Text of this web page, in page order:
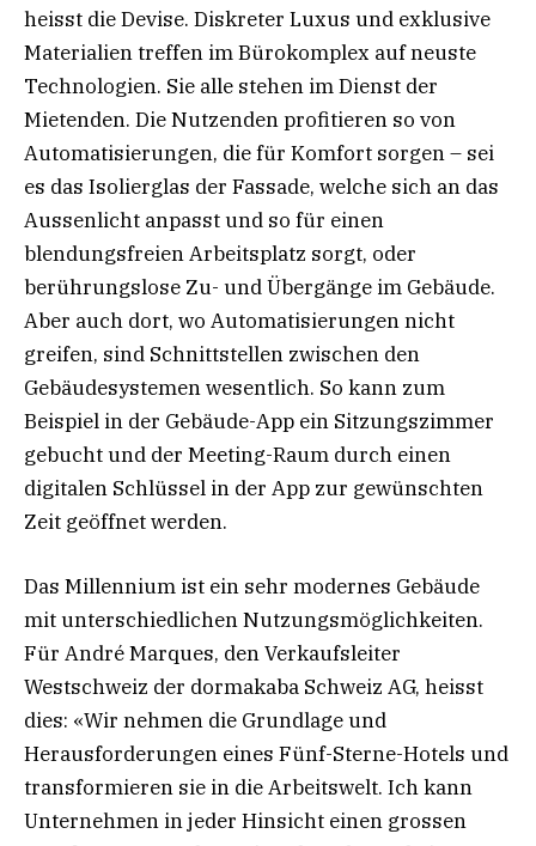
heisst die Devise. Diskreter Luxus und exklusive
Materialien treffen im Bürokomplex auf neuste
Technologien. Sie alle stehen im Dienst der
Mietenden. Die Nutzenden profitieren so von
Automatisierungen, die für Komfort sorgen – sei
es das Isolierglas der Fassade, welche sich an das
Aussenlicht anpasst und so für einen
blendungsfreien Arbeitsplatz sorgt, oder
berührungslose Zu- und Übergänge im Gebäude.
Aber auch dort, wo Automatisierungen nicht
greifen, sind Schnittstellen zwischen den
Gebäudesystemen wesentlich. So kann zum
Beispiel in der Gebäude-App ein Sitzungszimmer
gebucht und der Meeting-Raum durch einen
digitalen Schlüssel in der App zur gewünschten
Zeit geöffnet werden.
Das Millennium ist ein sehr modernes Gebäude
mit unterschiedlichen Nutzungsmöglichkeiten.
Für André Marques, den Verkaufsleiter
Westschweiz der dormakaba Schweiz AG, heisst
dies: «Wir nehmen die Grundlage und
Herausforderungen eines Fünf-Sterne-Hotels und
transformieren sie in die Arbeitswelt. Ich kann
Unternehmen in jeder Hinsicht einen grossen